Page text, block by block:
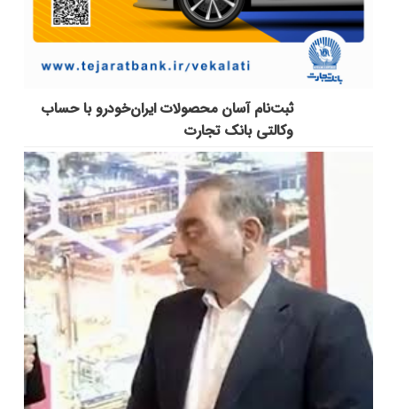
ثبت‌نام آسان محصولات ایران‌خودرو با حساب
وکالتی بانک تجارت